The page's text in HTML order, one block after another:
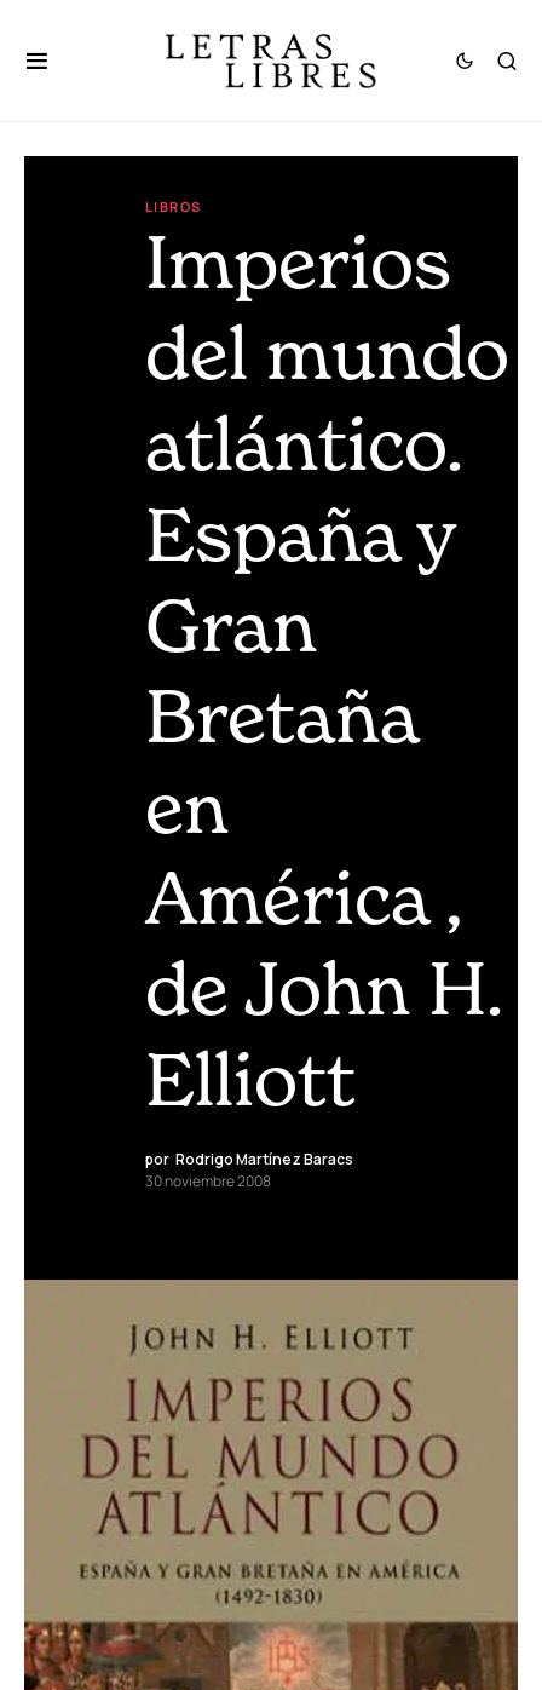
LIBROS
Imperios
del mundo
atlántico.
España y
Gran
Bretaña
en
América ,
de John H.
Elliott
por Rodrigo Martínez Baracs
30 noviembre 2008